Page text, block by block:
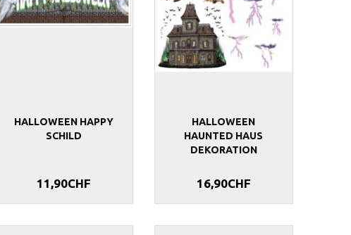
HALLOWEEN HAPPY
SCHILD
11,90CHF
HALLOWEEN
HAUNTED HAUS
DEKORATION
16,90CHF